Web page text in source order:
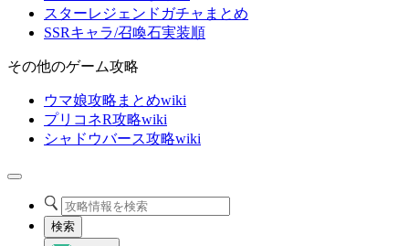
スターレジェンドガチャまとめ
SSRキャラ/召喚石実装順
その他のゲーム攻略
ウマ娘攻略まとめwiki
プリコネR攻略wiki
シャドウバース攻略wiki
検索